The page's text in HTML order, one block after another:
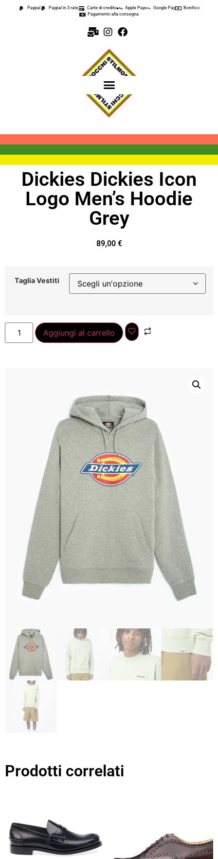
Paypal Paypal in 3 rate Carte di credito Apple Pay Google Pay
Bonifico
Pagamento alla consegna
Dickies Dickies Icon
Logo Men’s Hoodie
Grey
89,00 €
Taglia Vestiti
Aggiungi al carrello
Prodotti correlati